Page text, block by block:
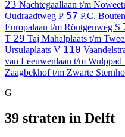
23 Nachtegaallaan t/m
Oudraadtweg P 57 P.C.
Europalaan t/m Röntgenweg S
T 29 Taj Mahalplaats t/m
Ursulaplaats V 110
van Leeuwenlaan t/m Wulppad
Zaagbekhof t/m Zwarte
G
39 straten in Delft